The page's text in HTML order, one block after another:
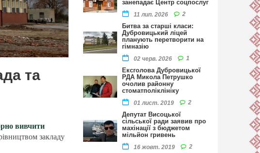
та
вивчити
закладу
занепадає Центр соцпослуг
11 лип. 2026 2
Битва за старші класи:
Дубровицький ліцей
планують перетворити на
гімназію
02 черв. 2026 1
Ексголова Дубровицької
РДА Микола Петрушко
очолив районну
стоматполіклініку
01 лист. 2019 2
Депутат Висоцької
сільської ради заявив про
махінації з бюджетом
мільйон гривень
16 жовт. 2019 2